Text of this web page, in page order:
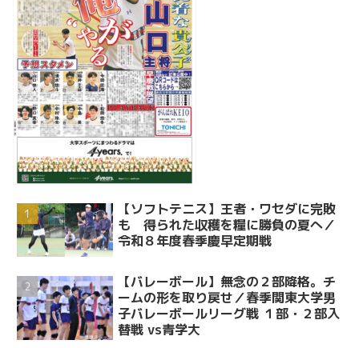
【ソフトテニス】王者・ワセダに完敗
も 得られた収穫を糧に勝負の夏へ／
令和８年度春季慶早定期戦
【バレーボール】無念の２部降格。チ
ームの形を取り戻せ／春季関東大学男
子バレーボールリーグ戦 １部・２部入
替戦 vs青学大